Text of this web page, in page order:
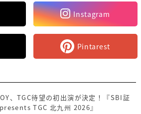
Instagram
Pintarest
、TGC待望の初出演が決定！『SBI証
TGC 北九州 2026』